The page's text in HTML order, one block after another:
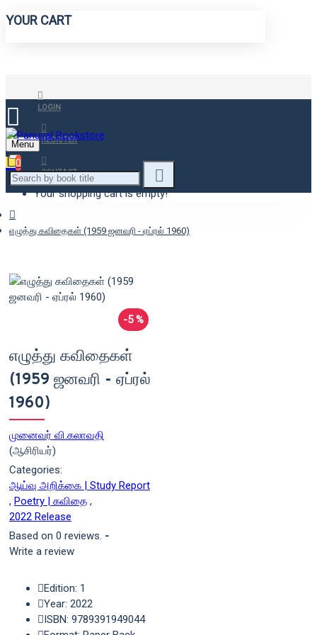
YOUR CART
LOGIN
REGISTER
CONTACT
Menu
0
Your shopping cart is empty!
எழுத்து கவிதைகள் (1959 ஜனவரி - ஏப்ரல் 1960)
-5 %
எழுத்து கவிதைகள்
(1959 ஜனவரி - ஏப்ரல்
1960)
முனைவர் வி.கலாவதி
(ஆசிரியர்)
Categories:
ஆய்வு அறிக்கை | Study Report
, Poetry | கவிதை ,
2022 Release
Based on 0 reviews. -
Write a review
Edition: 1
Year: 2022
ISBN: 9789391949044